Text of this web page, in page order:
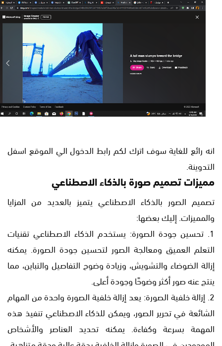
انه رائع للغاية سوف اترك لكم رابط الدخول الي الموقع اسفل
التدوينة.
مميزات تصميم صورة بالذكاء الاصطناعي
تصميم الصور بالذكاء الاصطناعي يتميز بالعديد من المزايا
والمميزات. إليك بعضها:
1. تحسين جودة الصورة: يستخدم الذكاء الاصطناعي تقنيات
التعلم العميق ومعالجة الصور لتحسين جودة الصورة. يمكنه
إزالة الضوضاء والتشويش، وزيادة وضوح التفاصيل والتباين، مما
ينتج عنه صور أكثر وضوحًا وجودة أعلى.
2. إزالة خلفية الصورة: يعد إزالة خلفية الصورة واحدة من المهام
الشائعة في تحرير الصور، ويمكن للذكاء الاصطناعي تنفيذ هذه
المهمة بسرعة وكفاءة. يمكنه تحديد العناصر والأشخاص